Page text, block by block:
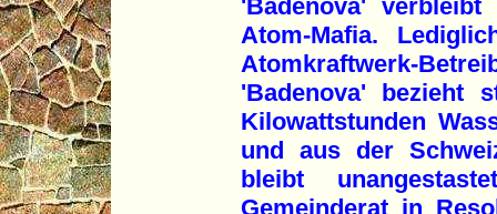
'Badenova'
Atom-Mafia.
Atomkraftwerk-
'Badenova' bezieht
Kilowattstunden
und aus der
bleibt
Gemeinderat in